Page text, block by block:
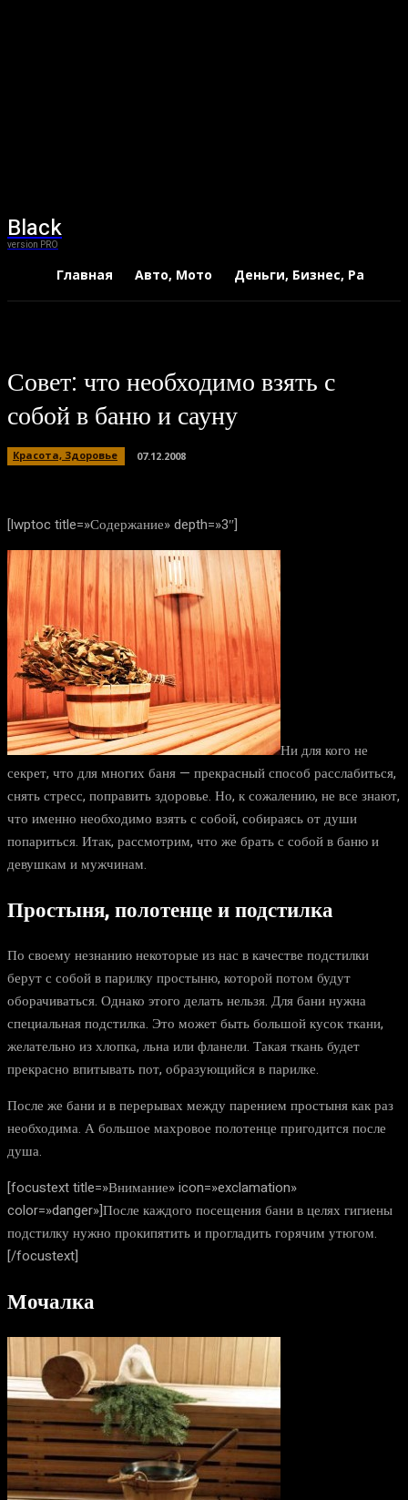
Black
version PRO
Главная Авто, Мото Деньги, Бизнес, Работа
Совет: что необходимо взять с
собой в баню и сауну
Красота, Здоровье 07.12.2008
[lwptoc title=»Содержание» depth=»3″]
Ни для кого не
секрет, что для многих баня — прекрасный способ расслабиться,
снять стресс, поправить здоровье. Но, к сожалению, не все знают,
что именно необходимо взять с собой, собираясь от души
попариться. Итак, рассмотрим, что же брать с собой в баню и
девушкам и мужчинам.
Простыня, полотенце и подстилка
По своему незнанию некоторые из нас в качестве подстилки
берут с собой в парилку простыню, которой потом будут
оборачиваться. Однако этого делать нельзя. Для бани нужна
специальная подстилка. Это может быть большой кусок ткани,
желательно из хлопка, льна или фланели. Такая ткань будет
прекрасно впитывать пот, образующийся в парилке.
После же бани и в перерывах между парением простыня как раз
необходима. А большое махровое полотенце пригодится после
душа.
[focustext title=»Внимание» icon=»exclamation»
color=»danger»]После каждого посещения бани в целях гигиены
подстилку нужно прокипятить и прогладить горячим утюгом.
[/focustext]
Мочалка